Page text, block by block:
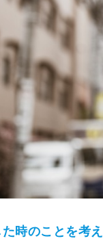
た時のことを考